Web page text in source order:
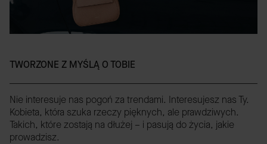
TWORZONE Z MYŚLĄ O TOBIE
Nie interesuje nas pogoń za trendami. Interesujesz nas Ty.
Kobieta, która szuka rzeczy pięknych, ale prawdziwych.
Takich, które zostają na dłużej – i pasują do życia, jakie
prowadzisz.